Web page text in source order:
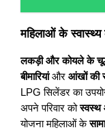
महिलाओं के
लकड़ी और कोयले के
बीमारियांऔर आंखों की
LPG सिलेंडर का
अपने परिवार कोस्वस्थ
योजना महिलाओं के